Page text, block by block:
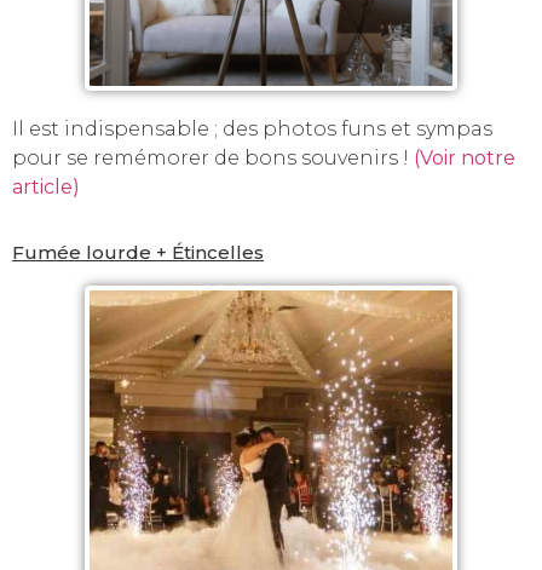
Il est indispensable ; des photos funs et sympas
pour se remémorer de bons souvenirs ! (Voir notre
article)
Fumée lourde + Étincelles